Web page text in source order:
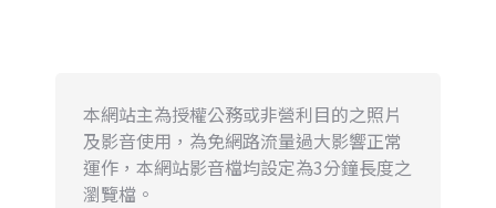
本網站主為授權公務或非營利目的之照片
及影音使用，為免網路流量過大影響正常
運作，本網站影音檔均設定為3分鐘長度之
瀏覽檔。